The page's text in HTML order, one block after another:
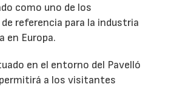
como uno de los
referencia para la industria
en Europa.
en el entorno del Pavelló
a los visitantes